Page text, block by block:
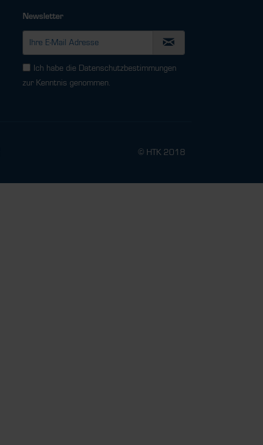
Newsletter
Ich habe die Datenschutzbestimmungen
zur Kenntnis genommen.
© HTK 2018